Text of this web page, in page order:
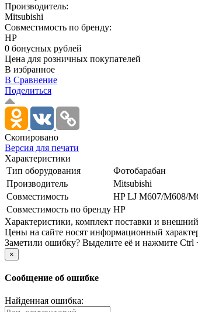
Производитель:
Mitsubishi
Совместимость по бренду:
HP
0 бонусных рублей
Цена для розничных покупателей
В избранное
В Сравнение
Поделиться
Скопировано
Версия для печати
Характеристики
Тип оборудования
Фотобарабан
Производитель
Mitsubishi
Совместимость
HP LJ M607/­M608/­
Совместимость по бренду HP
Xарактеристики, комплект поставки и
Цены на сайте носят информационный
Заметили ошибку? Выделите её и нажмите Ctrl
×
Сообщение об ошибке
Найденная ошибка: